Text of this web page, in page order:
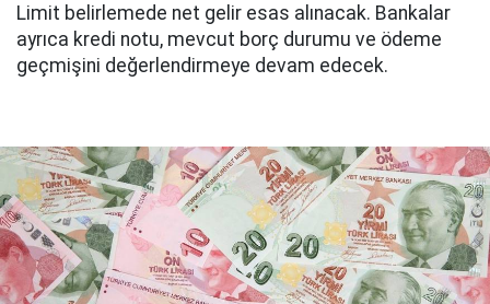
Limit belirlemede net gelir esas alınacak. Bankalar
ayrıca kredi notu, mevcut borç durumu ve ödeme
geçmişini değerlendirmeye devam edecek.